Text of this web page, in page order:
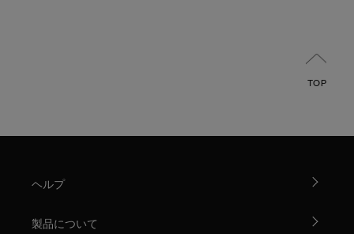
TOP
ヘルプ
製品について